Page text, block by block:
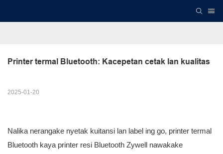
Printer termal Bluetooth: Kacepetan cetak lan kualitas
2025-01-20
Nalika nerangake nyetak kuitansi lan label ing go, printer termal
Bluetooth kaya printer resi Bluetooth Zywell nawakake